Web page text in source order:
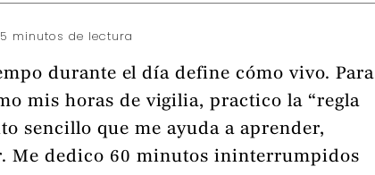
5 minutos de lectura
durante el día define cómo vivo. Para
mis horas de vigilia, practico la “regla
sencillo que me ayuda a aprender,
Me dedico 60 minutos ininterrumpidos